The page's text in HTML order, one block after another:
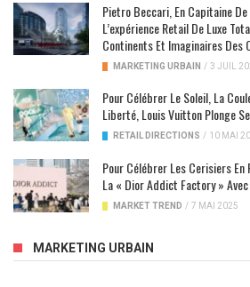
Pietro Beccari, En Capitaine
L’expérience Retail De Luxe
Continents Et Imaginaires Des
MARKETING URBAIN / 3 JUIL
Pour Célébrer Le Soleil, La
Liberté, Louis Vuitton Plonge
RETAIL DIRECTIONS / 10 MAI
Pour Célébrer Les Cerisiers En
La « Dior Addict Factory »
MARKET TREND / 7 MAI 2025
MARKETING URBAIN